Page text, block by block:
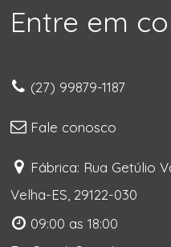
Entre em
(27) 99879-1187
Fale conosco
Fábrica: Rua Getúlio
Velha-ES, 29122-030
09:00 as 18:00